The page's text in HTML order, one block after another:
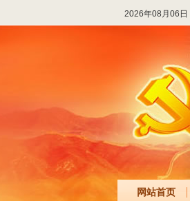
2026年08月06日
网站首页